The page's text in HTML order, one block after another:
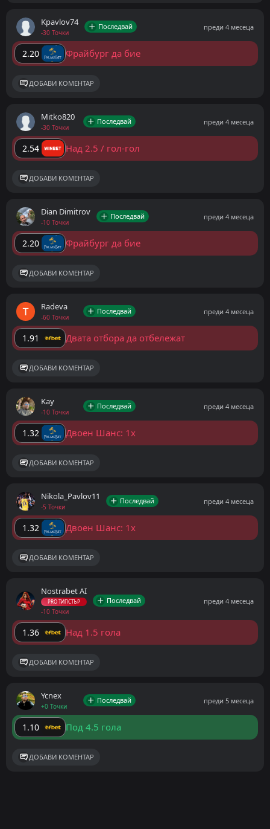
Kpavlov74
-30 Точки
Последвай преди 4 месеца
2.20 Фрайбург да бие
ДОБАВИ КОМЕНТАР
Mitko820
-30 Точки
Последвай преди 4 месеца
2.54 Над 2.5 / гол-гол
ДОБАВИ КОМЕНТАР
Dian Dimitrov
-10 Точки
Последвай преди 4 месеца
2.20 Фрайбург да бие
ДОБАВИ КОМЕНТАР
Radeva
-60 Точки
Последвай преди 4 месеца
1.91 Двата отбора да отбележат
ДОБАВИ КОМЕНТАР
Kay
-10 Точки
Последвай преди 4 месеца
1.32 Двоен Шанс: 1x
ДОБАВИ КОМЕНТАР
Nikola_Pavlov11
-5 Точки
Последвай преди 4 месеца
1.32 Двоен Шанс: 1x
ДОБАВИ КОМЕНТАР
Nostrabet AI
PRO ТИПСТЪР
-10 Точки
Последвай преди 4 месеца
1.36 Над 1.5 гола
ДОБАВИ КОМЕНТАР
Ycnex
+0 Точки
Последвай преди 5 месеца
1.10 Под 4.5 гола
ДОБАВИ КОМЕНТАР